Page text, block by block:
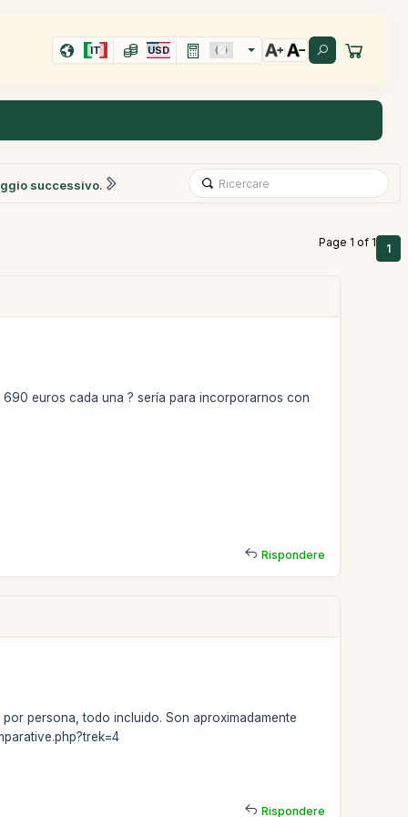
IT USD
successivo.
Page 1 of 1 1
euros cada una ? sería para incorporarnos con
Rispondere
persona, todo incluido. Son aproximadamente
Rispondere